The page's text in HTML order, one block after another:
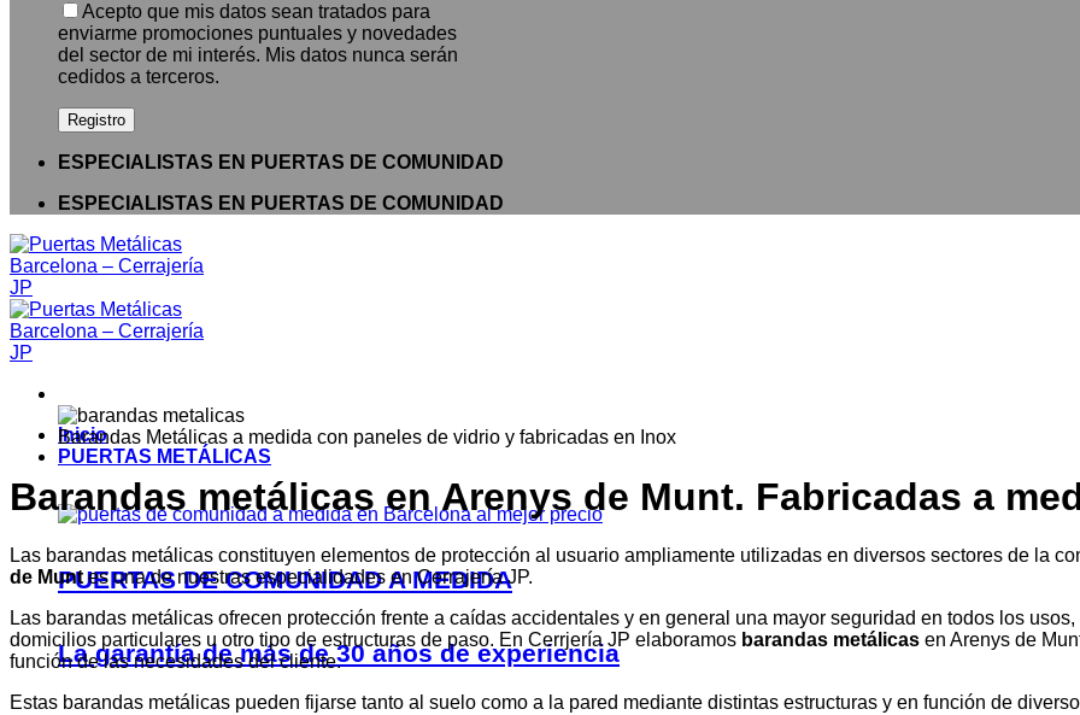
Acepto que mis datos sean tratados para
enviarme promociones puntuales y novedades
del sector de mi interés. Mis datos nunca serán
cedidos a terceros.
ESPECIALISTAS EN PUERTAS DE COMUNIDAD
ESPECIALISTAS EN PUERTAS DE COMUNIDAD
Inicio
PUERTAS METÁLICAS
PUERTAS DE COMUNIDAD A MEDIDA
La garantía de más de 30 años de experiencia
Barandas Metálicas a medida con paneles de vidrio y fabricadas en Inox
Barandas metálicas en Arenys de Munt. Fabricadas a
Las barandas metálicas constituyen elementos de protección al usuario ampliamente utilizadas en diversos sectores de la
de Muntes una de nuestras especialidades en Cerrajería JP.
Las barandas metálicas ofrecen protección frente a caídas accidentales y en general una mayor seguridad en todos los
domicilios particulares u otro tipo de estructuras de paso. En Cerrjería JP elaboramos barandas metálicas en Arenys de
función de las necesidades del cliente.
Estas barandas metálicas pueden fijarse tanto al suelo como a la pared mediante distintas estructuras y en función de